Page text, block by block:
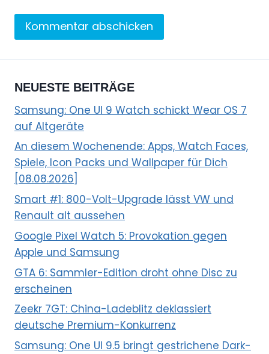
NEUESTE BEITRÄGE
Samsung: One UI 9 Watch schickt Wear OS 7
auf Altgeräte
An diesem Wochenende: Apps, Watch Faces,
Spiele, Icon Packs und Wallpaper für Dich
[08.08.2026]
Smart #1: 800-Volt-Upgrade lässt VW und
Renault alt aussehen
Google Pixel Watch 5: Provokation gegen
Apple und Samsung
GTA 6: Sammler-Edition droht ohne Disc zu
erscheinen
Zeekr 7GT: China-Ladeblitz deklassiert
deutsche Premium-Konkurrenz
Samsung: One UI 9.5 bringt gestrichene Dark-